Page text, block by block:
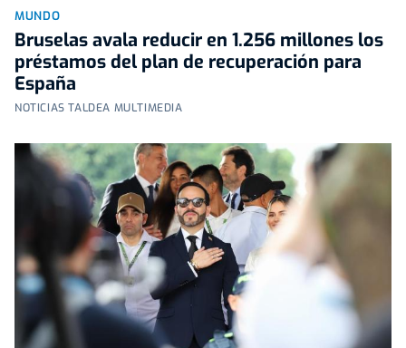
MUNDO
Bruselas avala reducir en 1.256 millones los
préstamos del plan de recuperación para
España
NOTICIAS TALDEA MULTIMEDIA